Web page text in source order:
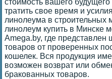
тратить свое время и
линолеума в строительных
линолеум купить в Минске
Amega.by, где представлен
товаров от проверенных
кошелек. Вся продукция
возможен возврат или
бракованных товаров.